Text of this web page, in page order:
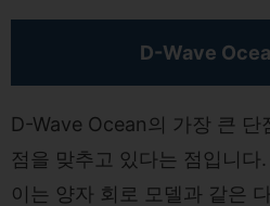
D-Wave
D-Wave Ocean의 가장 큰 단
점을 맞추고 있다는 점입니다.
이는 양자 회로 모델과 같은